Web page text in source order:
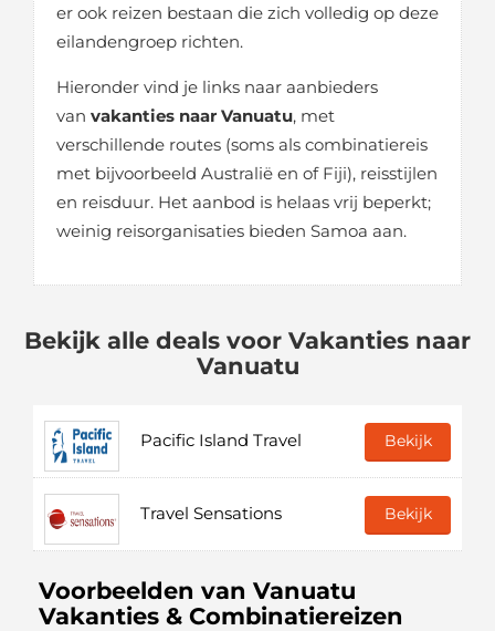
er ook reizen bestaan die zich volledig op deze
eilandengroep richten.
Hieronder vind je links naar aanbieders
van vakanties naar Vanuatu, met
verschillende routes (soms als combinatiereis
met bijvoorbeeld Australië en of Fiji), reisstijlen
en reisduur. Het aanbod is helaas vrij beperkt;
weinig reisorganisaties bieden Samoa aan.
Bekijk alle deals voor Vakanties naar
Vanuatu
Pacific Island Travel Bekijk
Travel Sensations Bekijk
Voorbeelden van Vanuatu
Vakanties & Combinatiereizen